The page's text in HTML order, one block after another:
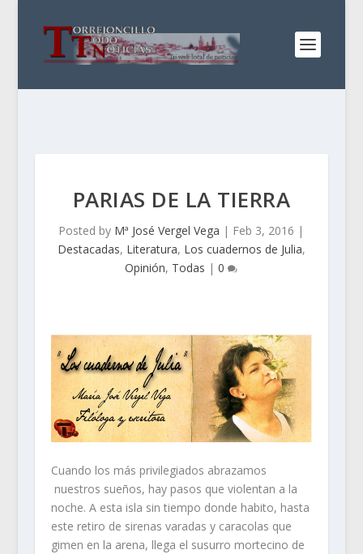
PARIAS DE LA TIERRA
Posted by Mª José Vergel Vega | Feb 3, 2016 |
Destacadas, Literatura, Los cuadernos de Julia,
Opinión, Todas |0
Cuando los más privilegiados abrazamos
nuestros sueños, hay pasos que violentan a la
noche. A esta isla sin tiempo donde habito, hasta
este retiro de sirenas varadas y caracolas que
gimen en la arena, llega el susurro mortecino de